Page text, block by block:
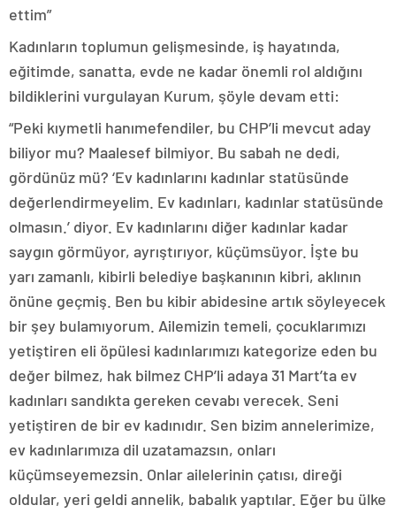
ettim”
Kadınların toplumun gelişmesinde, iş hayatında,
eğitimde, sanatta, evde ne kadar önemli rol aldığını
bildiklerini vurgulayan Kurum, şöyle devam etti:
“Peki kıymetli hanımefendiler, bu CHP’li mevcut aday
biliyor mu? Maalesef bilmiyor. Bu sabah ne dedi,
gördünüz mü? ‘Ev kadınlarını kadınlar statüsünde
değerlendirmeyelim. Ev kadınları, kadınlar statüsünde
olmasın.’ diyor. Ev kadınlarını diğer kadınlar kadar
saygın görmüyor, ayrıştırıyor, küçümsüyor. İşte bu
yarı zamanlı, kibirli belediye başkanının kibri, aklının
önüne geçmiş. Ben bu kibir abidesine artık söyleyecek
bir şey bulamıyorum. Ailemizin temeli, çocuklarımızı
yetiştiren eli öpülesi kadınlarımızı kategorize eden bu
değer bilmez, hak bilmez CHP’li adaya 31 Mart’ta ev
kadınları sandıkta gereken cevabı verecek. Seni
yetiştiren de bir ev kadınıdır. Sen bizim annelerimize,
ev kadınlarımıza dil uzatamazsın, onları
küçümseyemezsin. Onlar ailelerinin çatısı, direği
oldular, yeri geldi annelik, babalık yaptılar. Eğer bu ülke